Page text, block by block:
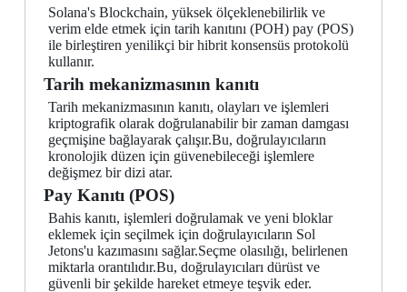
Solana's Blockchain, yüksek ölçeklenebilirlik ve
verim elde etmek için tarih kanıtını (POH) pay (POS)
ile birleştiren yenilikçi bir hibrit konsensüs protokolü
kullanır.
Tarih mekanizmasının kanıtı
Tarih mekanizmasının kanıtı, olayları ve işlemleri
kriptografik olarak doğrulanabilir bir zaman damgası
geçmişine bağlayarak çalışır.Bu, doğrulayıcıların
kronolojik düzen için güvenebileceği işlemlere
değişmez bir dizi atar.
Pay Kanıtı (POS)
Bahis kanıtı, işlemleri doğrulamak ve yeni bloklar
eklemek için seçilmek için doğrulayıcıların Sol
Jetons'u kazımasını sağlar.Seçme olasılığı, belirlenen
miktarla orantılıdır.Bu, doğrulayıcıları dürüst ve
güvenli bir şekilde hareket etmeye teşvik eder.